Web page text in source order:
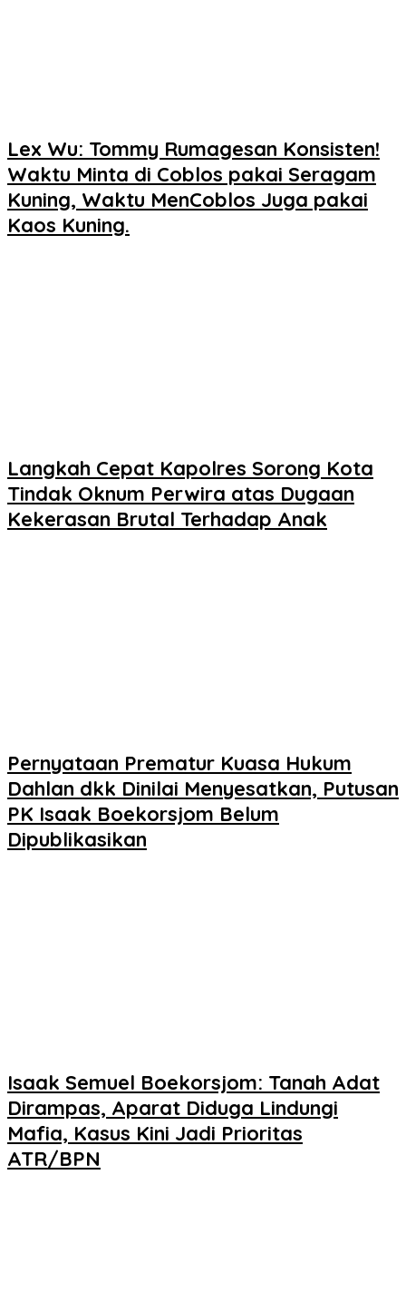
Lex Wu: Tommy Rumagesan Konsisten!
Waktu Minta di Coblos pakai Seragam
Kuning, Waktu MenCoblos Juga pakai
Kaos Kuning.
Langkah Cepat Kapolres Sorong Kota
Tindak Oknum Perwira atas Dugaan
Kekerasan Brutal Terhadap Anak
Pernyataan Prematur Kuasa Hukum
Dahlan dkk Dinilai Menyesatkan, Putusan
PK Isaak Boekorsjom Belum
Dipublikasikan
Isaak Semuel Boekorsjom: Tanah Adat
Dirampas, Aparat Diduga Lindungi
Mafia, Kasus Kini Jadi Prioritas
ATR/BPN